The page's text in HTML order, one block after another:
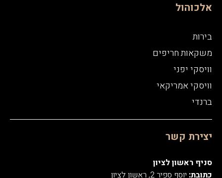
אלכוהול
בירות
משקאות חריפים
וויסקי יפני
וויסקי אמריקאי
ברנדי
יצירת קשר
סניף ראשון לציון
כתובת: יוסף ספיר 2, ראשון לציון